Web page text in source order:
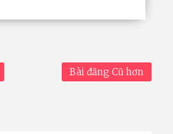
Bài đăng Cũ hơn